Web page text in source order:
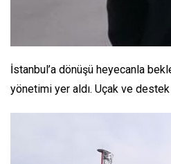
İstanbul’a dönüşü heyecanla
yönetimi yer aldı. Uçak ve destek